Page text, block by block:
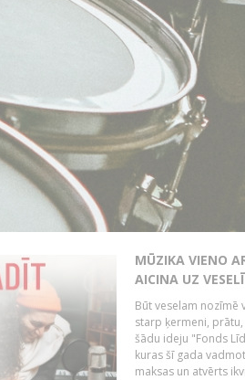
MŪZIKA VIENO
AICINA UZ
Būt veselam nozīmē
starp ķermeni,
šādu ideju "Fonds
kuras šī gada
maksas un atvērts